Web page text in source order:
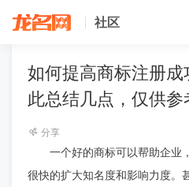
社区
如何提高商标注册
此总结几点，仅供参
分享
一个好的商标可以帮助企业
很快的扩大知名度和影响力度。